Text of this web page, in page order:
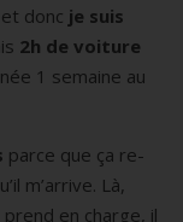
donc je suis
2h de voiture
1 semaine au
parce que ça re-
m’arrive. Là,
prend en charge, il